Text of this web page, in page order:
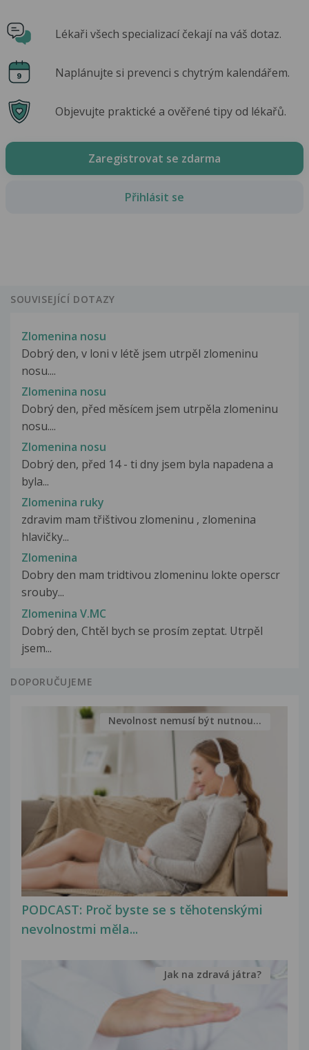
Lékaři všech specializací čekají na váš dotaz.
Naplánujte si prevenci s chytrým kalendářem.
Objevujte praktické a ověřené tipy od lékařů.
Zaregistrovat se zdarma
Přihlásit se
SOUVISEJÍCÍ DOTAZY
Zlomenina nosu
Dobrý den, v loni v létě jsem utrpěl zlomeninu
nosu....
Zlomenina nosu
Dobrý den, před měsícem jsem utrpěla zlomeninu
nosu....
Zlomenina nosu
Dobrý den, před 14 - ti dny jsem byla napadena a
byla...
Zlomenina ruky
zdravim mam třištivou zlomeninu , zlomenina
hlavičky...
Zlomenina
Dobry den mam tridtivou zlomeninu lokte operscr
srouby...
Zlomenina V.MC
Dobrý den, Chtěl bych se prosím zeptat. Utrpěl
jsem...
DOPORUČUJEME
PODCAST: Proč byste se s těhotenskými
nevolnostmi měla...
Nevolnost nemusí být nutnou...
Jak na zdravá játra?